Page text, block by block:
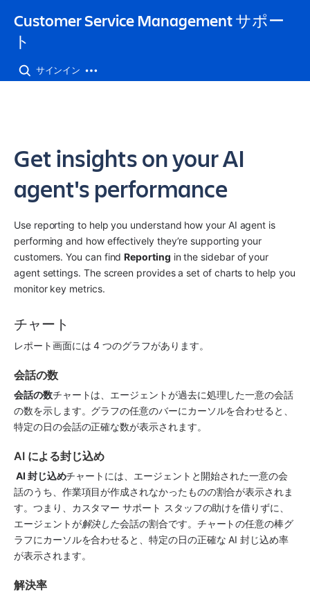
Customer Service Management サポー
ト
サインイン
Get insights on your AI
agent's performance
Use reporting to help you understand how your AI agent is
performing and how effectively they’re supporting your
customers. You can find Reporting in the sidebar of your
agent settings. The screen provides a set of charts to help you
monitor key metrics.
チャート
レポート画面には 4 つのグラフがあります。
会話の数
会話の数チャートは、エージェントが過去に処理した一意の会話
の数を示します。グラフの任意のバーにカーソルを合わせると、
特定の日の会話の正確な数が表示されます。
AI による封じ込め
AI 封じ込めチャートには、エージェントと開始された一意の会
話のうち、作業項目が作成されなかったものの割合が表示されま
す。つまり、カスタマー サポート スタッフの助けを借りずに、
エージェントが解決した会話の割合です。チャートの任意の棒グ
ラフにカーソルを合わせると、特定の日の正確な AI 封じ込め率
が表示されます。
解決率